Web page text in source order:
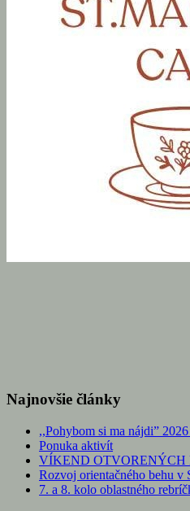
Najnovšie články
,,Pohybom si ma nájdi”
Ponuka aktivít
VÍKEND OTVORENÝCH
Rozvoj orientačného behu v
7. a 8. kolo oblastného